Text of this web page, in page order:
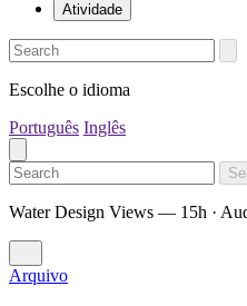
Atividade
Escolhe o idioma
Português Inglês
Water Design Views — 15h ·
Arquivo